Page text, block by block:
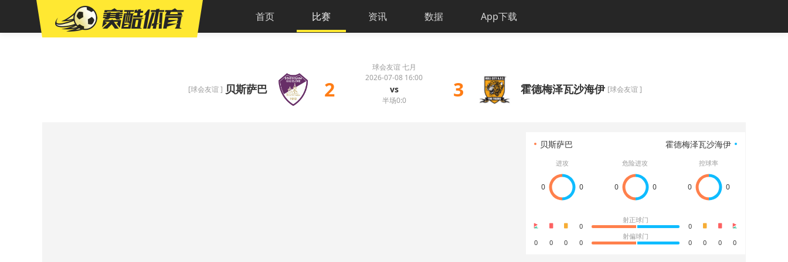
首页 比赛 资讯 数据 App下载
[球会友谊 ] 贝斯萨巴 2
球会友谊 七月
2026-07-08 16:00
vs
半场0:0 3 霍德梅泽瓦沙海伊 [球会友谊 ]
贝斯萨巴 霍德梅泽瓦沙海伊
进攻
0 0
危险进攻
0 0
控球率
0 0
0
射正球门
0
0
0 0 0
射偏球门
0 0 0 0